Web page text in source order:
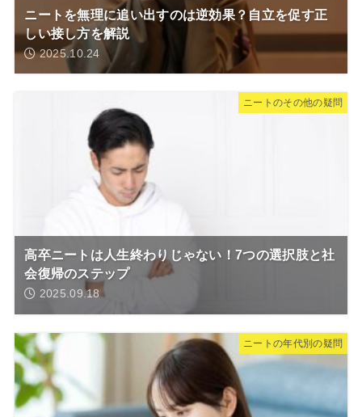
ニートを無理に追い出すのは逆効果？自立を促す正
しい接し方を解説
2025.10.24
ニートのその他の疑問
高卒ニートは人生終わりじゃない！7つの選択肢と社
会復帰のステップ
2025.09.18
ニートの年代別の疑問